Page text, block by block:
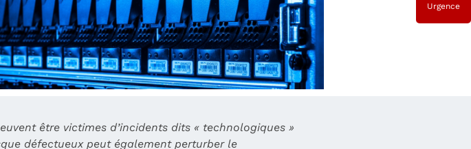
Urgence
être victimes d’incidents dits « technologiques »
défectueux peut également perturber le